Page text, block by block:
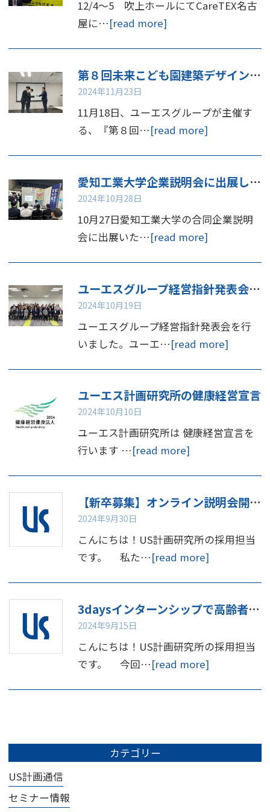
12/4～5 吹上ホールにてCareTEX名古
屋に…[read more]
第８回未来こども園建築デザインコンペ 表彰
2024年11月23日
11月18日、ユーエスグループが主催す
る、『第８回…[read more]
愛知工業大学企業説明会に出展しました
2024年10月28日
10月27日愛知工業大学の合同企業説明
会に出展いた…[read more]
ユーエスグループ経営指針発表会を行いました
2024年10月19日
ユーエスグループ経営指針発表会を行
いました。ユーエ…[read more]
ユーエス計画研究所の健康経営宣言
2024年10月10日
ユーエス計画研究所は 健康経営宣言を
行います …[read more]
【新卒募集】オンライン説明会開催のお知らせ📢
2024年9月30日
こんにちは！US計画研究所の採用担当
です。 私た…[read more]
3daysインターンシップで高齢者体験してみませんか
2024年9月15日
こんにちは！US計画研究所の採用担当
です。 今回…[read more]
カテゴリー
US計画通信
セミナー情報